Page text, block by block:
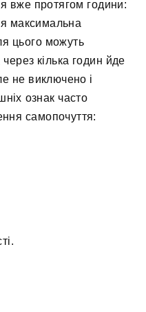
вже протягом години:
максимальна
цього можуть
кілька годин йде
не виключено і
ознак часто
самопочуття: